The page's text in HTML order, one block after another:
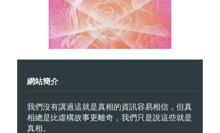
網站簡介
我們沒有講過這就是真相的資訊容易相信，但真
相總是比虛構故事更離奇，我們只是說這些就是
真相。